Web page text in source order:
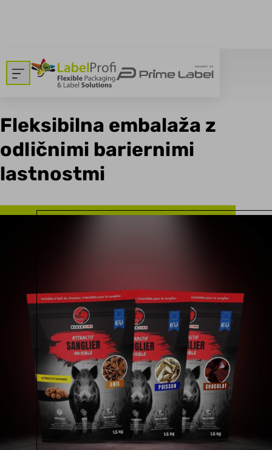
breadcrumbs.backtoallnews
Fleksibilna embalaža z
odličnimi bariernimi
lastnostmi